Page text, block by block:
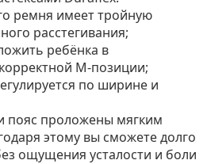
ремня имеет тройную
расстегивания;
ребёнка в
М-позиции;
по ширине и
пояс проложены мягким
этому вы сможете долго
ощущения усталости и боли